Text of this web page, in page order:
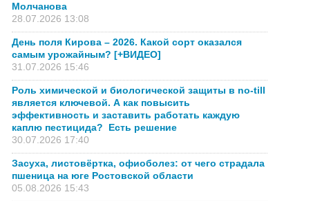
Молчанова
28.07.2026 13:08
День поля Кирова – 2026. Какой сорт оказался
самым урожайным? [+ВИДЕО]
31.07.2026 15:46
Роль химической и биологической защиты в no-till
является ключевой. А как повысить
эффективность и заставить работать каждую
каплю пестицида? Есть решение
30.07.2026 17:40
Засуха, листовёртка, офиоболез: от чего страдала
пшеница на юге Ростовской области
05.08.2026 15:43